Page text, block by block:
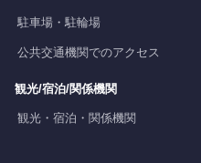
駐車場・駐輪場
公共交通機関でのアクセス
観光/宿泊/関係機関
観光・宿泊・関係機関